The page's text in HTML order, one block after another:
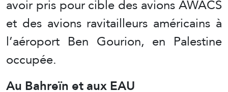
avoir pris pour cible des avions AWACS
et des avions ravitailleurs américains à
l’aéroport Ben Gourion, en Palestine
occupée.
Au Bahreïn et aux EAU